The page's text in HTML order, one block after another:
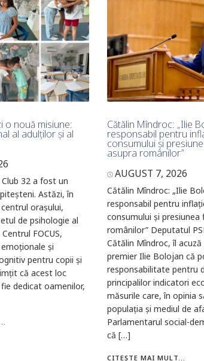
o nouă misiune:
al adulților și al
32 a fost un
Astăzi, în
orașului,
de psihologie al
FOCUS,
și
pentru copii și
că acest loc
dedicat oamenilor,
Cătălin Mîndroc: „Ilie
responsabil pentru
consumului și
asupra românilor”
AUGUST 7, 2026
Cătălin Mîndroc: „Ilie
responsabil pentru
consumului și presiunea
românilor” Deputatul
Cătălin Mîndroc, îl
premier Ilie Bolojan că
responsabilitate pentru
principalilor indicatori
măsurile care, în opinia
populația și mediul de
Parlamentarul social-
că […]
CITEȘTE MAI MULT...